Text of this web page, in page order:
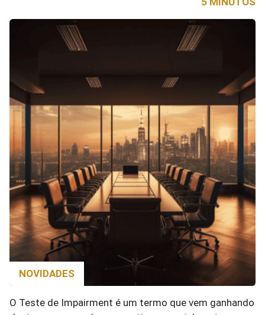
NOVIDADES
O Teste de Impairment é um termo que vem ganhando